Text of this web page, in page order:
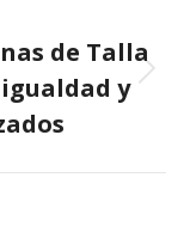
de Talla
y